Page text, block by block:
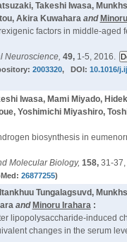
Takeshi Iwasa,
Akira Kuwaharaand
factors in middle-aged
Neuroscience, 49, 1-5, 2016.
2003320, DOI: 10.1016/
Iwasa, Mami Miyado,
Yoshimichi Miyashiro,
biosynthesis in
Molecular Biology, 158, 31-
26877255)
Tungalagsuvd,
and Minoru Irahara:
lipopolysaccharide-induced
changes in the serum